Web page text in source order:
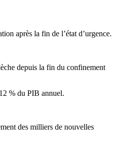
après la fin de l’état d’urgence.
depuis la fin du confinement
% du PIB annuel.
des milliers de nouvelles